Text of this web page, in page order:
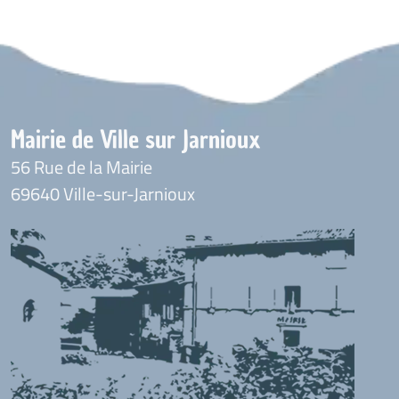
Mairie de Ville sur Jarnioux
56 Rue de la Mairie
69640 Ville-sur-Jarnioux